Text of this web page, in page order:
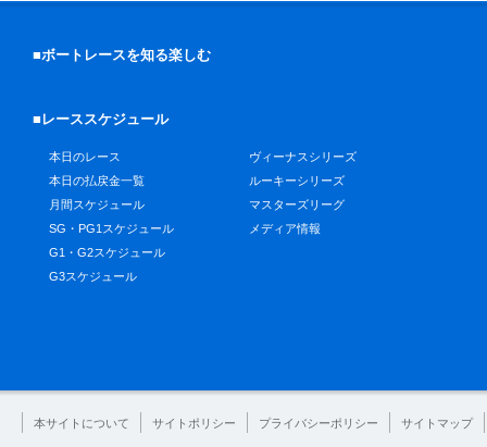
■ボートレースを知る楽しむ
■レーススケジュール
本日のレース
本日の払戻金一覧
月間スケジュール
SG・PG1スケジュール
G1・G2スケジュール
G3スケジュール
ヴィーナスシリーズ
ルーキーシリーズ
マスターズリーグ
メディア情報
本サイトについて サイトポリシー プライバシーポリシー サイトマップ